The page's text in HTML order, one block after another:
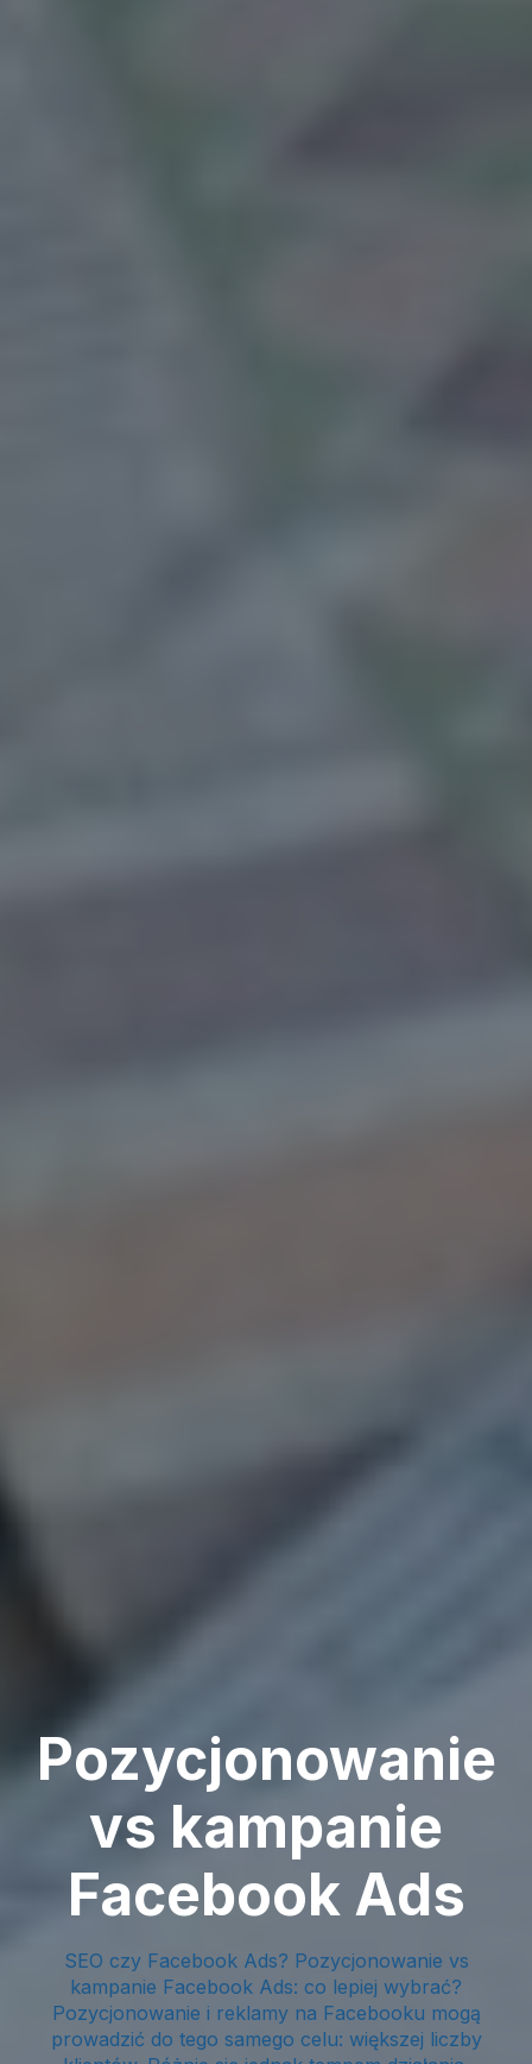
Pozycjonowanie
vs kampanie
Facebook Ads
SEO czy Facebook Ads? Pozycjonowanie vs
kampanie Facebook Ads: co lepiej wybrać?
Pozycjonowanie i reklamy na Facebooku mogą
prowadzić do tego samego celu: większej liczby